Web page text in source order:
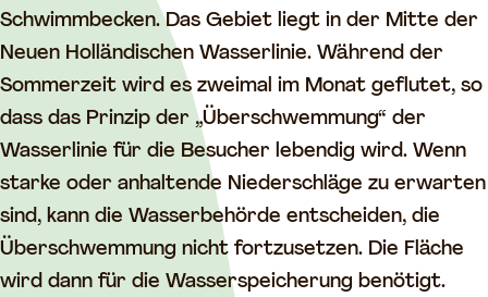
Schwimmbecken. Das Gebiet liegt in der Mitte der
Neuen Holländischen Wasserlinie. Während der
Sommerzeit wird es zweimal im Monat geflutet, so
dass das Prinzip der „Überschwemmung“ der
Wasserlinie für die Besucher lebendig wird. Wenn
starke oder anhaltende Niederschläge zu erwarten
sind, kann die Wasserbehörde entscheiden, die
Überschwemmung nicht fortzusetzen. Die Fläche
wird dann für die Wasserspeicherung benötigt.
e
r
u
n
g
s
f
e
l
i
e
r
u
n
g
s
f
e